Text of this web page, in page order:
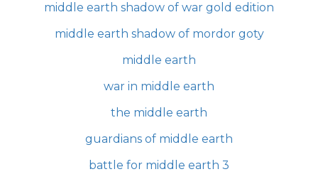
middle earth shadow of war gold edition
middle earth shadow of mordor goty
middle earth
war in middle earth
the middle earth
guardians of middle earth
battle for middle earth 3